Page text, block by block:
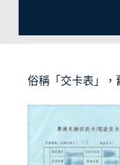
俗稱「交卡表」，